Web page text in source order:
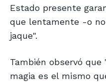
Estado presente
que lentamente -o
jaque".
También observó
magia es el mismo